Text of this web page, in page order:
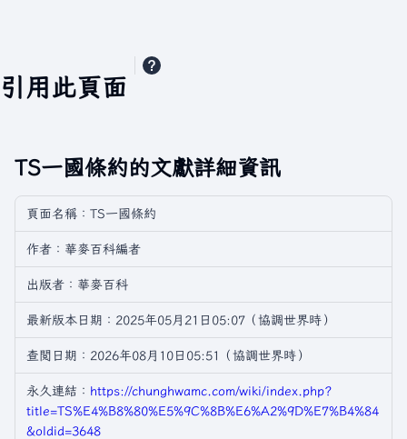
引用此頁面
TS一國條約的文獻詳細資訊
頁面名稱：TS一國條約
作者：華麥百科編者
出版者：華麥百科
最新版本日期：2025年05月21日05:07（協調世界時）
查閲日期：2026年08月10日05:51（協調世界時）
永久連結： https://chunghwamc.com/wiki/index.php?
title=TS%E4%B8%80%E5%9C%8B%E6%A2%9D%E7%B4%84
&oldid=3648